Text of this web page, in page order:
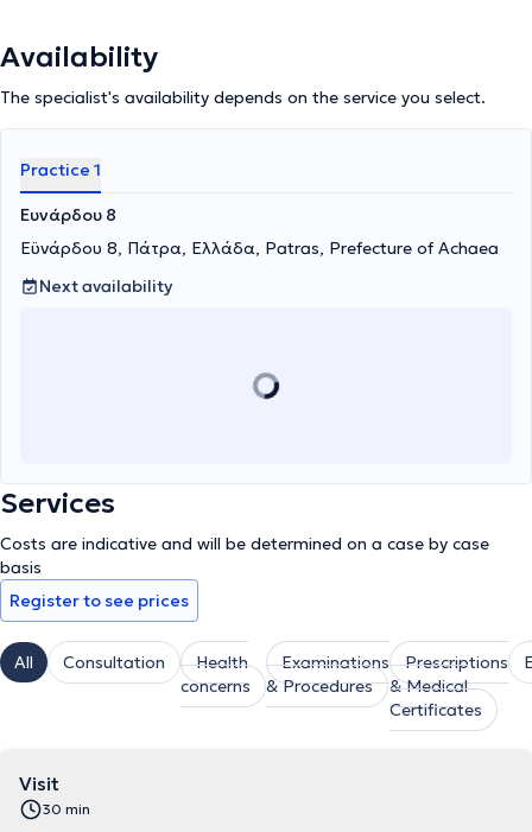
Availability
The specialist's availability depends on the service you select.
Practice 1
Ευνάρδου 8
Εϋνάρδου 8, Πάτρα, Ελλάδα, Patras, Prefecture of Achaea
Next availability
Services
Costs are indicative and will be determined on a case by case
basis
Register to see prices
All Consultation
Health
concerns
Examinations
& Procedures
Prescriptions
& Medical
Certificates
Visit
30 min